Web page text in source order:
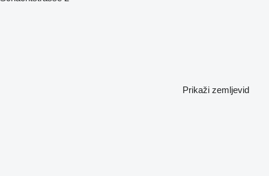
Prikaži zemljevid